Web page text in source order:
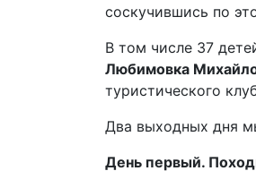
соскучившись по
В том числе 37
Любимовка
туристического
Два выходных дня
День первый.